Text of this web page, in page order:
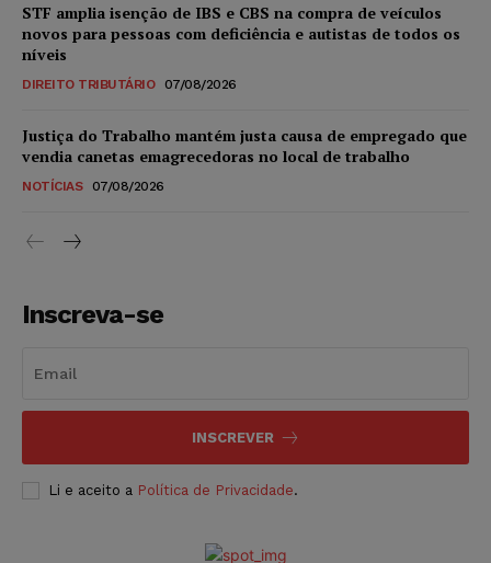
STF amplia isenção de IBS e CBS na compra de veículos
novos para pessoas com deficiência e autistas de todos os
níveis
DIREITO TRIBUTÁRIO 07/08/2026
Justiça do Trabalho mantém justa causa de empregado que
vendia canetas emagrecedoras no local de trabalho
NOTÍCIAS 07/08/2026
Inscreva-se
INSCREVER
Li e aceito a Política de Privacidade.